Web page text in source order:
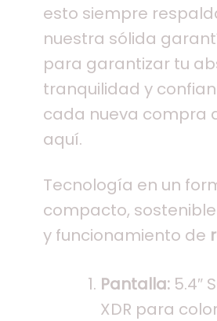
esto siempre
nuestra sólida
para garantizar tu
tranquilidad y
cada nueva compra
aquí.
Tecnología en un
compacto,
y funcionamiento de
Pantalla:5.4″
XDR para